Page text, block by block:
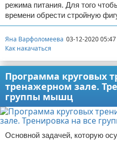
режима питания. Для того
времени обрести стройную
Яна Варфоломеева 03-12-2020 05:47
Как накачаться
Программа круговых
тренажерном зале.
группы мышц
Основной задачей, которую